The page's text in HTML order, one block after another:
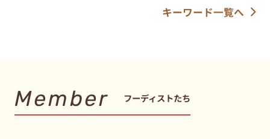
キーワード一覧へ
Member フーディストたち